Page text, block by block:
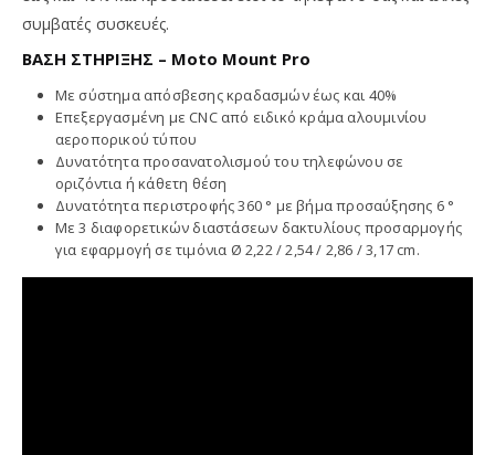
συμβατές συσκευές.
ΒΑΣΗ ΣΤΗΡΙΞΗΣ – Moto Mount Pro
Με σύστημα απόσβεσης κραδασμών έως και 40%
Επεξεργασμένη με CNC από ειδικό κράμα αλουμινίου
αεροπορικού τύπου
Δυνατότητα προσανατολισμού του τηλεφώνου σε
οριζόντια ή κάθετη θέση
Δυνατότητα περιστροφής 360 ° με βήμα προσαύξησης 6 °
Με 3 διαφορετικών διαστάσεων δακτυλίους προσαρμογής
για εφαρμογή σε τιμόνια Ø 2,22 / 2,54 / 2,86 / 3,17 cm.